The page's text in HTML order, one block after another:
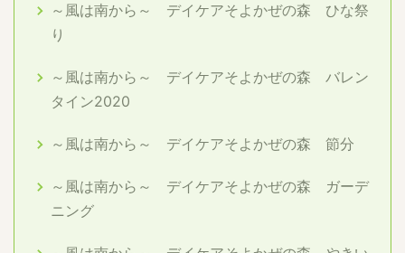
～風は南から～ デイケアそよかぜの森 ひな祭
り
～風は南から～ デイケアそよかぜの森 バレン
タイン2020
～風は南から～ デイケアそよかぜの森 節分
～風は南から～ デイケアそよかぜの森 ガーデ
ニング